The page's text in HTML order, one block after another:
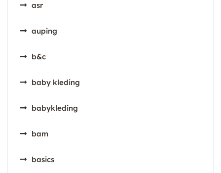
asr
auping
b&c
baby kleding
babykleding
bam
basics